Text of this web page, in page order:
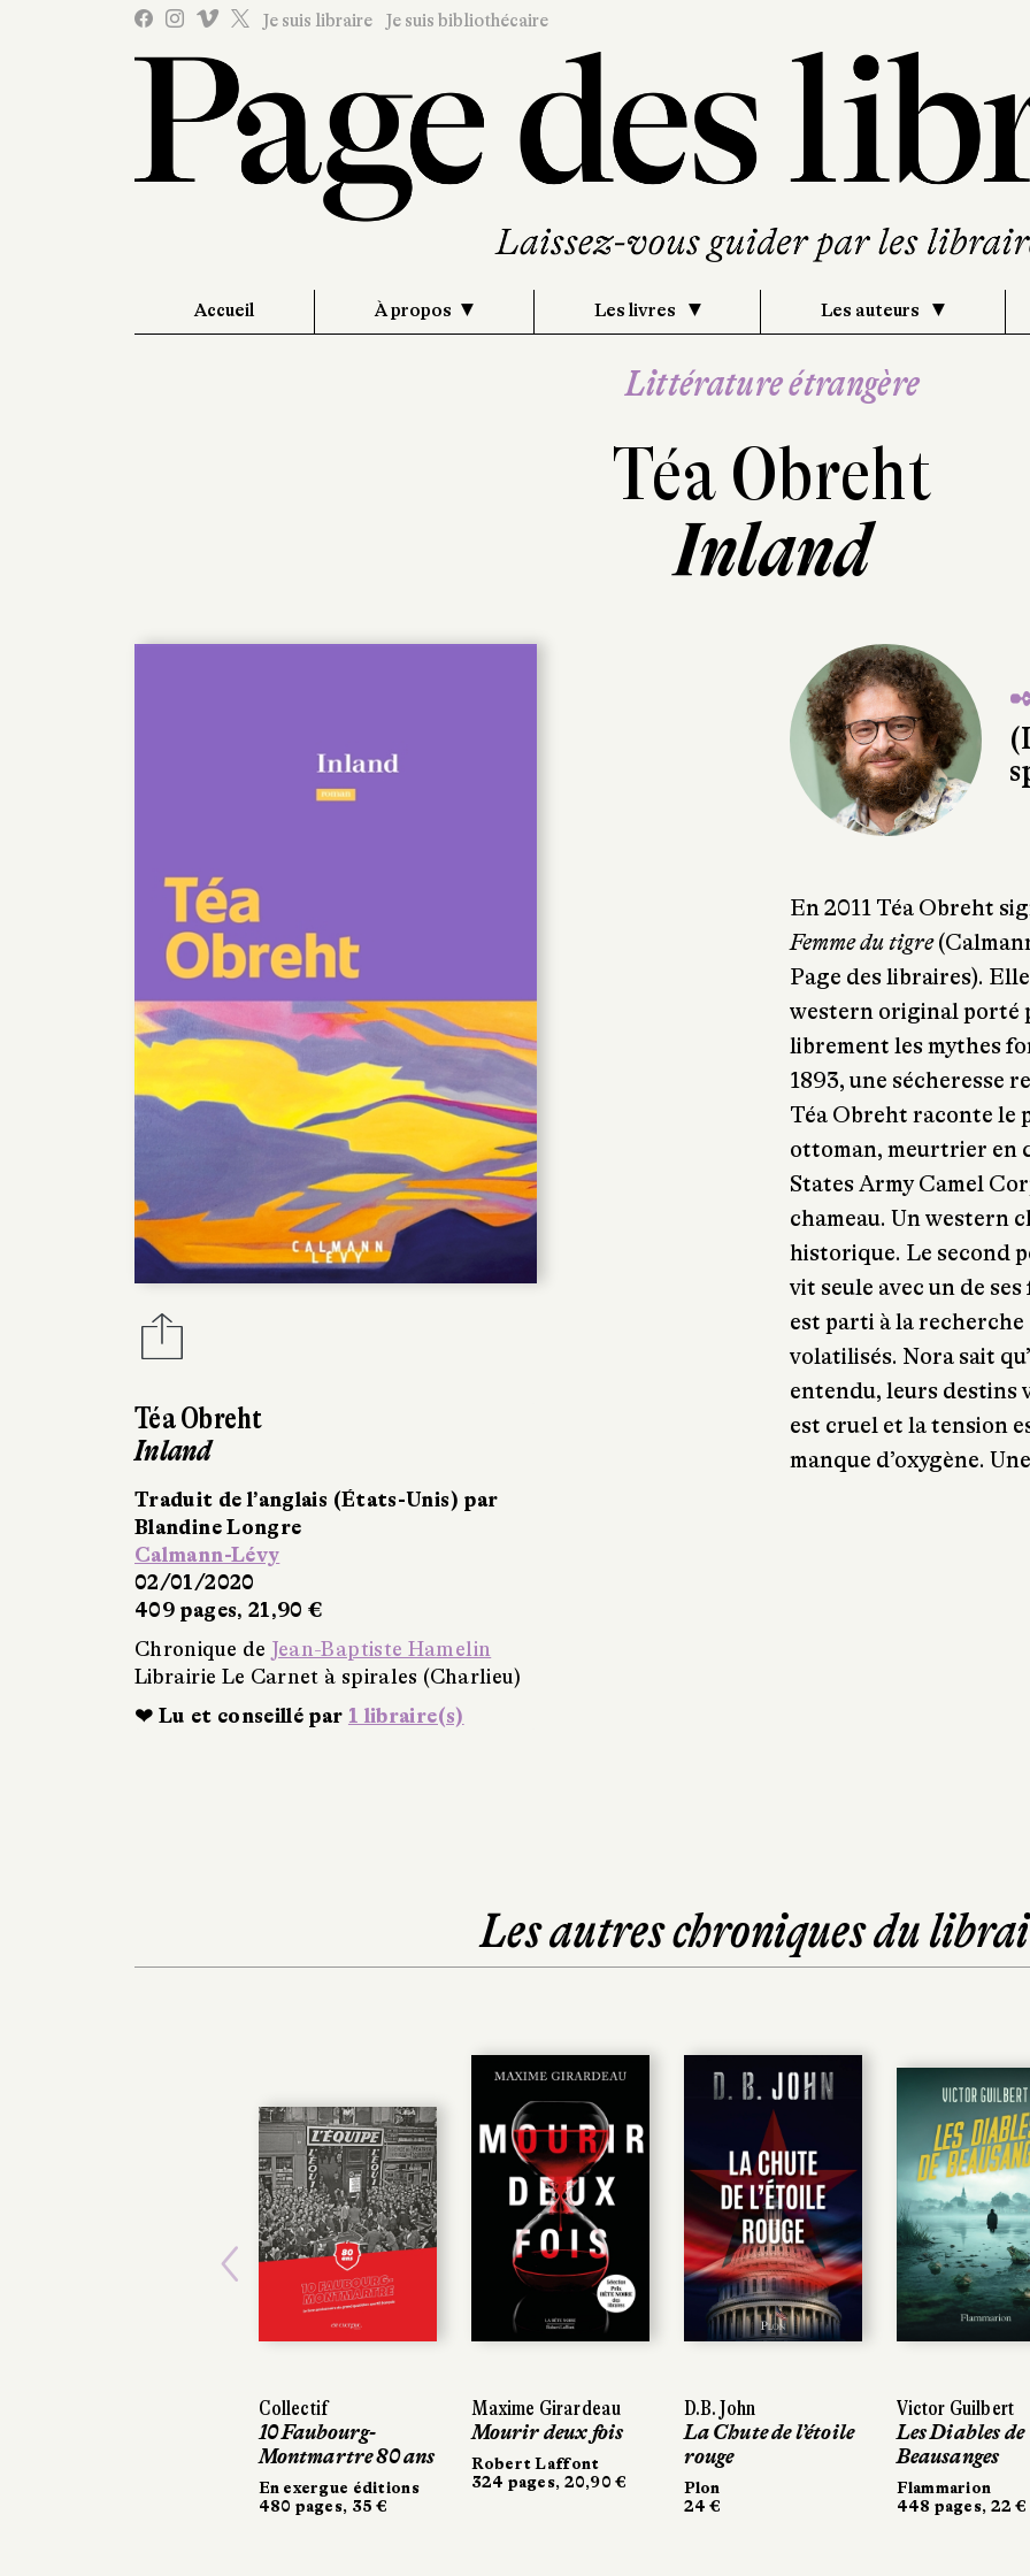
Je suis libraire Je suis bibliothécaire
Accueil À propos Les livres Les auteurs
Littérature étrangère
Téa Obreht
Inland
Téa Obreht
Inland
Traduit de l’anglais (États-Unis) par
Blandine Longre
Calmann-Lévy
02/01/2020
409 pages, 21,90 €
Chronique de Jean-Baptiste Hamelin
Librairie Le Carnet à spirales (Charlieu)
❤ Lu et conseillé par 1 libraire(s)
En 2011 Téa Obreht
Femme du tigre
Page des libraires).
western original porté
librement les mythes
1893, une sécheresse
Téa Obreht raconte le
ottoman, meurtrier en
States Army Camel
chameau. Un western
historique. Le second
vit seule avec un de
est parti à la recherche
volatilisés. Nora sait
entendu, leurs destins
est cruel et la tension
manque d’oxygène.
Les autres chroniques du
Collectif
10 Faubourg-
Montmartre 80 ans
En exergue éditions
480 pages, 35 €
Maxime Girardeau
Mourir deux fois
Robert Laffont
324 pages, 20,90 €
D.B. John
La Chute de l’étoile
rouge
Plon
24 €
Victor Guilbert
Les Diables de
Beausanges
Flammarion
448 pages, 22 €
Maxime Girardeau
Mourir deux fois
Robert Laffont
324 pages, 20,90 €
D.B. John
La Chute de l’étoile
rouge
Plon
24 €
Victor Guilbert
Les Diables de
Beausanges
Flammarion
448 pages, 22 €
Previous